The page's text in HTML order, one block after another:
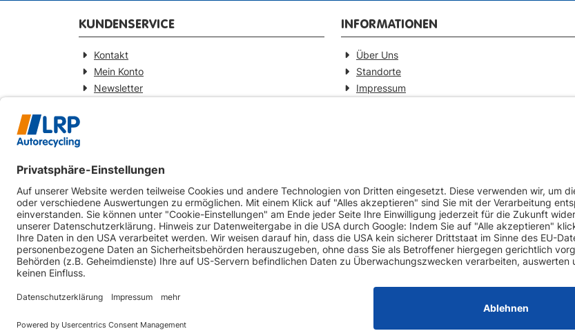
KUNDENSERVICE
Kontakt
Mein Konto
Newsletter
INFORMATIONEN
Über Uns
Standorte
Impressum
Webseitenbetreiber
LRP-Autorecycling Magdeburg GmbH
Am Zweigkanal 9
39126 Magdeburg
0391-5441930
info@lrp-autorecycling-magdeburg.de
Ersatzteilverkauf mit Gewährleistung
Zertifizierter Fahrzeug-Demontagebetrieb
Umweltschonende Werkstattentsorgungen
Europaweiter Versand (auf Anfrage)
Mehr als 20 Jahre Erfahrung